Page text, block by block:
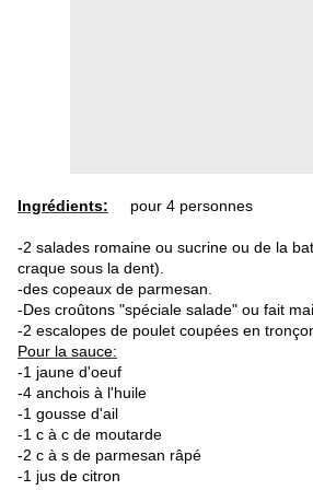
Ingrédients: pour 4 personnes
-2 salades romaine ou sucrine ou de la
craque sous la dent).
-des copeaux de parmesan.
-Des croûtons "spéciale salade" ou fait
-2 escalopes de poulet coupées en
Pour la sauce:
-1 jaune d'oeuf
-4 anchois à l'huile
-1 gousse d'ail
-1 c à c de moutarde
-2 c à s de parmesan râpé
-1 jus de citron